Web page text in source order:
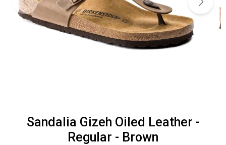
Sandalia Gizeh Oiled Leather -
Regular - Brown